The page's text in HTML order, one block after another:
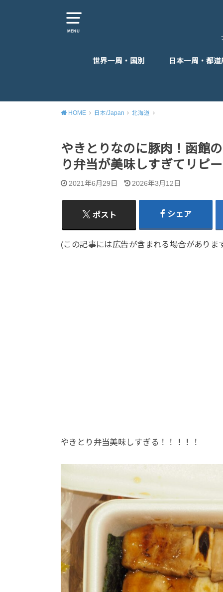
MENU
世界一周・国別 日本一周・都
HOME 日本/Japan 北海道
やきとりなのに豚肉！函館
り弁当が美味しすぎてリピ
2021年6月29日 2026年3月12日
ポスト シェア
(この記事には広告が含まれる場合がありま
やきとり弁当美味しすぎる！！！！！